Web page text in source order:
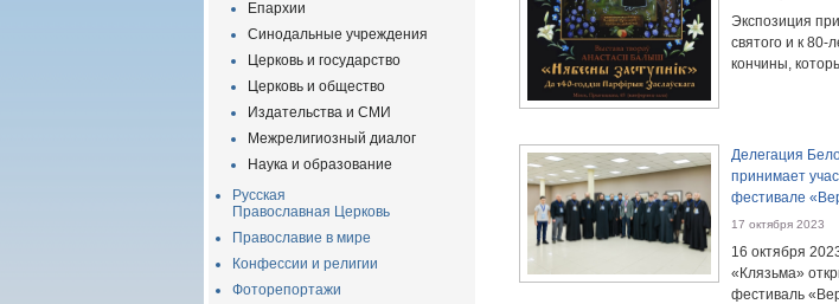
Епархии
Синодальные учреждения
Церковь и государство
Церковь и общество
Издательства и СМИ
Межрелигиозный диалог
Наука и образование
Русская
Православная Церковь
Православие в мире
Конфессии и религии
Фоторепортажи
Экспозиция
святого и к 80-
кончины,
Делегация
принимает
фестивале
17 октября 2023
16 октября
«Клязьма»
фестиваль